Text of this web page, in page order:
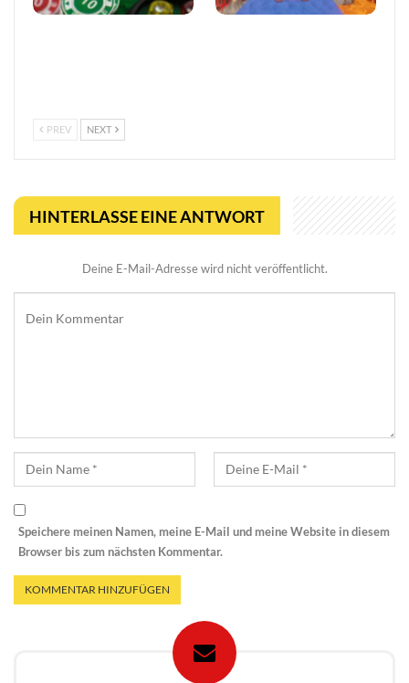
PREV NEXT
HINTERLASSE EINE ANTWORT
Deine E-Mail-Adresse wird nicht veröffentlicht.
Speichere meinen Namen, meine E-Mail und meine Website in diesem
Browser bis zum nächsten Kommentar.